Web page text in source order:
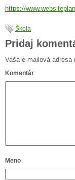
https://
Škola
Pridaj
Vaša e-mailová adresa
Komentár
Meno